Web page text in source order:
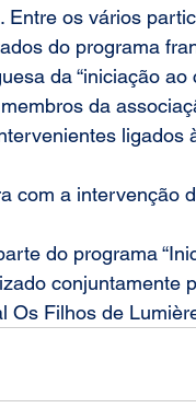
Entre os vários
do programa
da “iniciação
da
com a intervenção
do programa “
conjuntamente
Os Filhos de